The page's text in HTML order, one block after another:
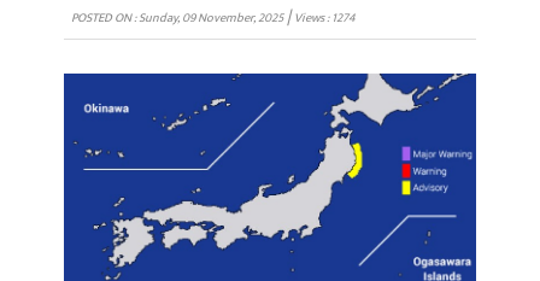
POSTED ON : Sunday, 09 November, 2025|Views : 1274